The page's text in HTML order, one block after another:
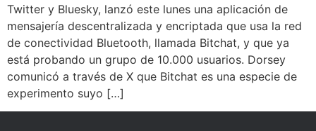
Twitter y Bluesky, lanzó este lunes una aplicación de
mensajería descentralizada y encriptada que usa la red
de conectividad Bluetooth, llamada Bitchat, y que ya
está probando un grupo de 10.000 usuarios. Dorsey
comunicó a través de X que Bitchat es una especie de
experimento suyo […]